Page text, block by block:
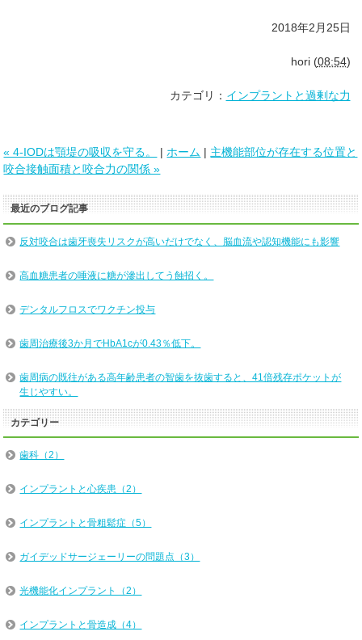
2018年2月25日
hori(08:54)
カテゴリ： インプラントと過剰な力
« 4-IODは顎堤の吸収を守る。 | ホーム | 主機能部位が存在する位置と
咬合接触面積と咬合力の関係 »
最近のブログ記事
反対咬合は歯牙喪失リスクが高いだけでなく、脳血流や認知機能にも影響
高血糖患者の唾液に糖が滲出してう蝕招く。
デンタルフロスでワクチン投与
歯周治療後3か月でHbA1cが0.43％低下。
歯周病の既往がある高年齢患者の智歯を抜歯すると、41倍残存ポケットが
生じやすい。
カテゴリー
歯科（2）
インプラントと心疾患（2）
インプラントと骨粗鬆症（5）
ガイデッドサージェーリーの問題点（3）
光機能化インプラント（2）
インプラントと骨造成（4）